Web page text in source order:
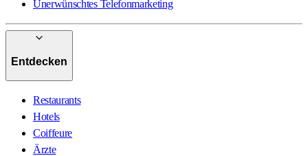
Unerwünschtes Telefonmarketing
Entdecken
Restaurants
Hotels
Coiffeure
Ärzte